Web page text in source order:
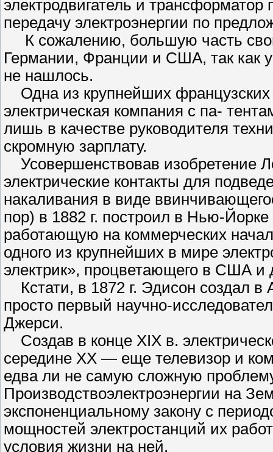
электродвигатель и
передачу электроэнергии по
К сожалению, большую часть
Германии, Франции и США, так как у
не нашлось.
Одна из крупнейших
электрическая компания с па-
лишь в качестве руководителя
скромную зарплату.
Усовершенствовав изобретение
электрические контакты для
накаливания в виде
пор) в 1882 г. построил в Нью-
работающую на коммерческих
одного из крупнейших в мире
электрик», процветающего в США и
Кстати, в 1872 г. Эдисон создал
просто первый научно-
Джерси.
Создав в конце XIX в.
середине XX — еще телевизор и
едва ли не самую сложную
Производствоэлектроэнергии на
экспоненциальному закону с
мощностей электростанций их
условия жизни на ней.